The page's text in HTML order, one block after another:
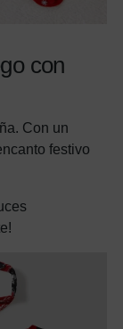
con
Con un
festivo